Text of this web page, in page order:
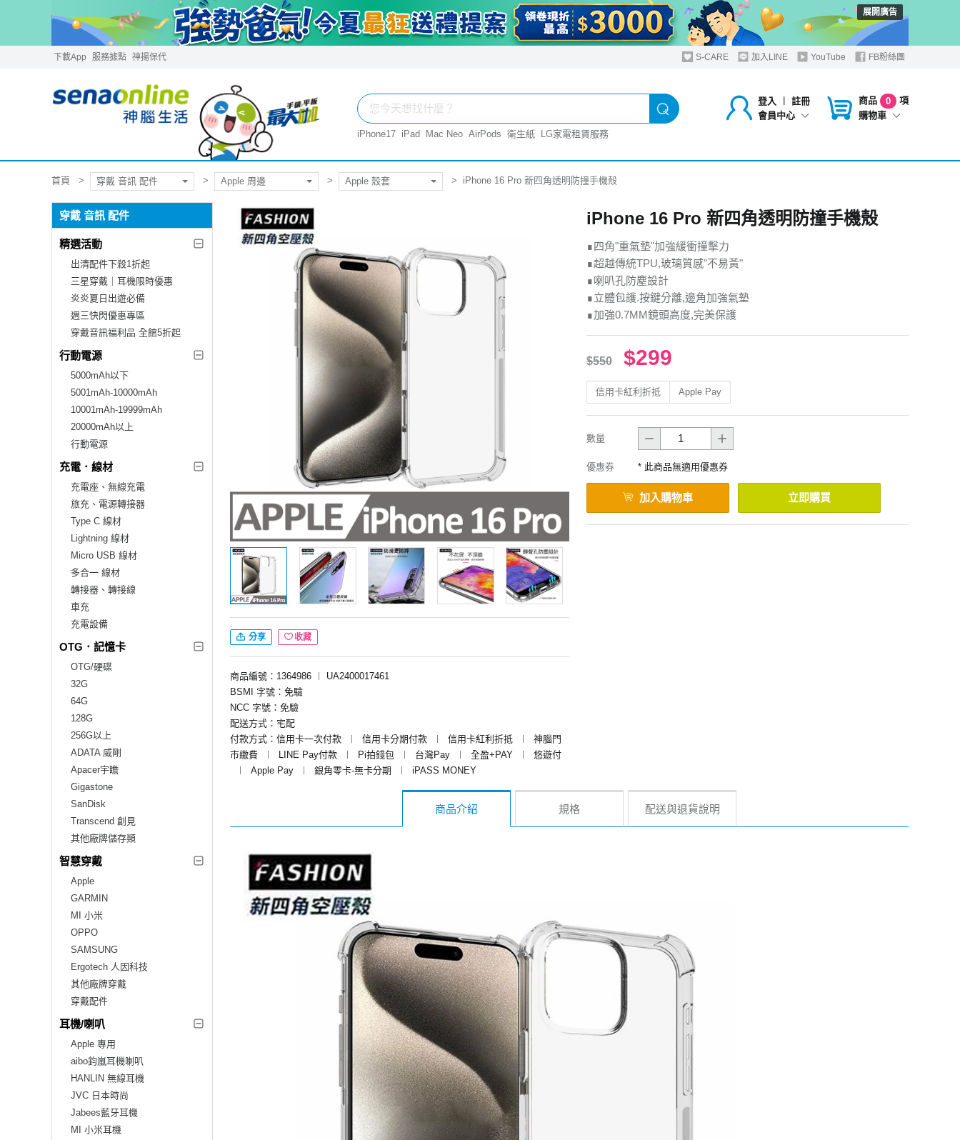
展開廣告
下載App 服務據點 神揚保代 S-CARE 加入LINE YouTube FB粉絲團
登入 ︱
註冊
會員中心
商品 0
項
購物車
iPhone17 iPad Mac Neo AirPods 衛生紙 LG家電租賃服務
首頁 穿戴 音訊 配件 Apple 周邊 Apple 殼套 iPhone 16 Pro 新四角透明防撞手機殼
穿戴 音訊 配件
精選活動
出清配件下殺1折起
三星穿戴｜耳機限時優惠
炎炎夏日出遊必備
週三快閃優惠專區
穿戴音訊福利品 全館5折起
行動電源
5000mAh以下
5001mAh-10000mAh
10001mAh-19999mAh
20000mAh以上
行動電源
充電．線材
充電座、無線充電
旅充、電源轉接器
Type C 線材
Lightning 線材
Micro USB 線材
多合一 線材
轉接器、轉接線
車充
充電設備
OTG．記憶卡
OTG/硬碟
32G
64G
128G
256G以上
ADATA 威剛
Apacer宇瞻
Gigastone
SanDisk
Transcend 創見
其他廠牌儲存類
智慧穿戴
Apple
GARMIN
MI 小米
OPPO
SAMSUNG
Ergotech 人因科技
其他廠牌穿戴
穿戴配件
耳機/喇叭
Apple 專用
aibo鈞嵐耳機喇叭
HANLIN 無線耳機
JVC 日本時尚
Jabees藍牙耳機
MI 小米耳機
分享 收藏
商品編號：1364986 ︱
UA2400017461
BSMI 字號：免驗
NCC 字號：免驗
配送方式：宅配
付款方式：信用卡一次付款
︱ 信用卡分期付款 ︱ 信用卡紅利折抵 ︱
神腦門
市繳費
︱ LINE Pay付款 ︱ Pi拍錢包 ︱ 台灣Pay ︱ 全盈+PAY ︱
悠遊付
︱
Apple Pay ︱ 銀角零卡-無卡分期 ︱ iPASS MONEY
iPhone 16 Pro 新四角透明防撞手機殼
∎四角"重氣墊"加強緩衝撞擊力
∎超越傳統TPU,玻璃質感"不易黃"
∎喇叭孔防塵設計
∎立體包護.按鍵分離,邊角加強氣墊
∎加強0.7MM鏡頭高度,完美保護
$550 $299
信用卡紅利折抵 Apple Pay
數量
優惠券 * 此商品無適用優惠券
加入購物車 立即購買
商品介紹 規格 配送與退貨說明